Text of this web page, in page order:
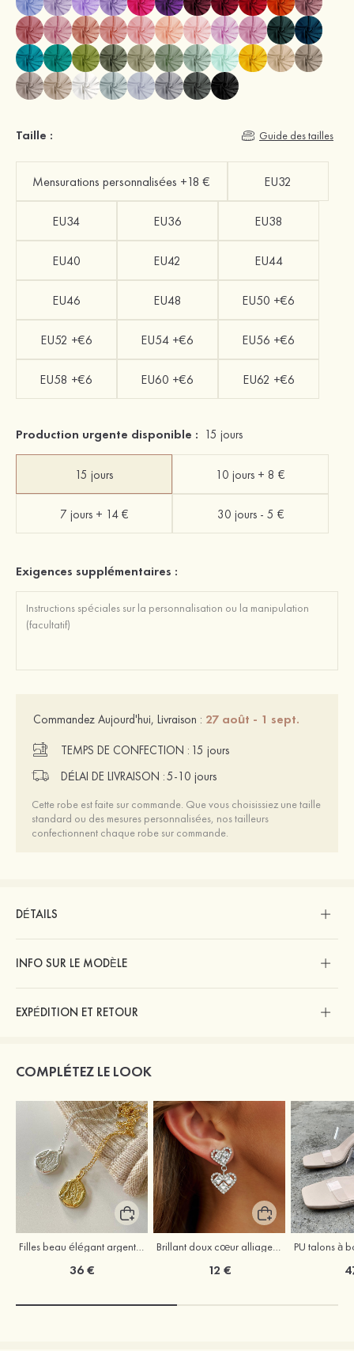
Taille : Guide des tailles
Mensurations personnalisées +18 € EU32
EU34 EU36 EU38
EU40 EU42 EU44
EU46 EU48 EU50 +€6
EU52 +€6 EU54 +€6 EU56 +€6
EU58 +€6 EU60 +€6 EU62 +€6
Production urgente disponible : 15 jours
15 jours 10 jours + 8 €
7 jours + 14 € 30 jours - 5 €
Exigences supplémentaires :
Commandez Aujourd'hui, Livraison : 27 août - 1 sept.
TEMPS DE CONFECTION : 15 jours
DÉLAI DE LIVRAISON :5-10 jours
Cette robe est faite sur commande. Que vous choisissiez une taille
standard ou des mesures personnalisées, nos tailleurs
confectionnent chaque robe sur commande.
DÉTAILS
INFO SUR LE MODÈLE
EXPÉDITION ET RETOUR
COMPLÉTEZ LE LOOK
Filles beau élégant argent colliers
36 €
Brillant doux cœur alliage boucles d'oreilles
12 €